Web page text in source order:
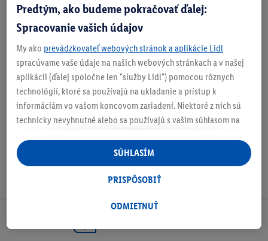
Zistite svoju veľkosť
O produkte
Predtým, ako budeme pokračovať ďalej:
Spracovanie vašich údajov
My ako prevádzkovateľ webových stránok a aplikácie Lidl
spracúvame vaše údaje na našich webových stránkach a v našej
aplikácii (ďalej spoločne len "služby Lidl") pomocou rôznych
technológií, ktoré sa používajú na ukladanie a prístup k
informáciám vo vašom koncovom zariadení. Niektoré z nich sú
technicky nevyhnutné alebo sa používajú s vaším súhlasom na
personalizovanú reklamu v rámci služieb Lidl aj mimo nich. Ak
ste účastníkom programu Lidl Plus, na tieto účely sa spracúvajú
aj údaje z vášho nákupného správania v obchode.
následne si vytvoríte účet Lidl Plus alebo sa prihlásite do svojho
tiež vytvoriť špeciálny online identifikátor z e-mailovej adresy,
ODMIETNUŤ
PRISPÔSOBIŤ
SÚHLASÍM